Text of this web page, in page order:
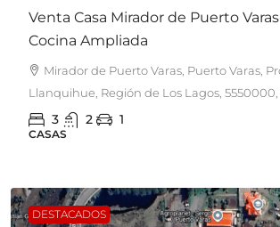
Venta Casa Mirador de Puerto Varas
Cocina Ampliada
Mirador de Puerto Varas, Puerto Varas,
Llanquihue, Región de Los Lagos, 5550000,
3 2 1
CASAS
DESTACADOS